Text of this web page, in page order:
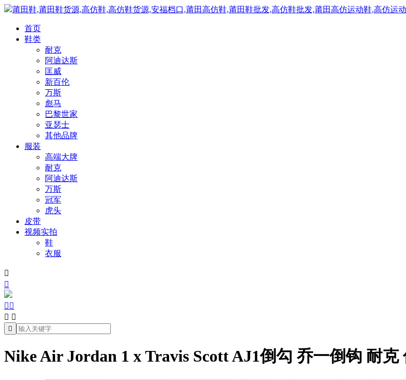
莆田鞋,莆田鞋货源,高仿鞋,高仿鞋货源,安福档口,莆田高仿鞋,莆田鞋批发,高仿鞋批发,莆田高仿运动鞋,高仿运
首页
鞋类
耐克
阿迪达斯
匡威
新百伦
万斯
彪马
巴黎世家
亚瑟士
其他品牌
服装
高端大牌
耐克
阿迪达斯
万斯
冠军
虎头
皮带
视频实拍
鞋
衣服


 
 

Nike Air Jordan 1 x Travis Scott AJ1倒勾 乔一倒钩 耐克